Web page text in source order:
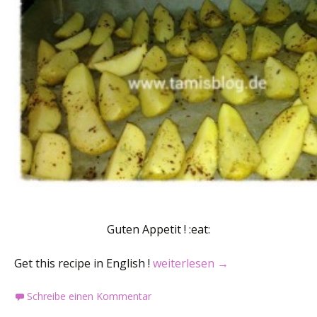
Guten Appetit ! :eat:
Get this recipe in English ! Rezept: Rote-Bete-Gratin mit
weiterlesen →
Schreibe einen Kommentar